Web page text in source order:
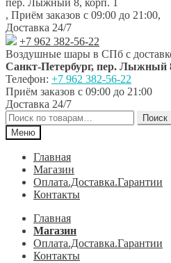
пер. Лыжный 8, корп. 1
, Приём заказов с 09:00 до 21:00,
Доставка 24/7
+7 962 382-56-22
Воздушные шары в СПб с
Санкт-Петербург, пер. Лыжный
Телефон: +7 962 382-56-22
Приём заказов с 09:00 до 21:00
Доставка 24/7
Искать:
Поиск
Меню
Главная
Магазин
Оплата.Доставка.Гарантии
Контакты
Главная
Магазин
Оплата.Доставка.Гарантии
Контакты